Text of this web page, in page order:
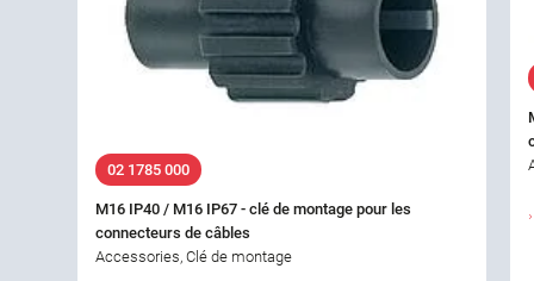
02 1785 000
M16 IP40 / M16 IP67 - clé de montage pour les
connecteurs de câbles
Accessories, Clé de montage